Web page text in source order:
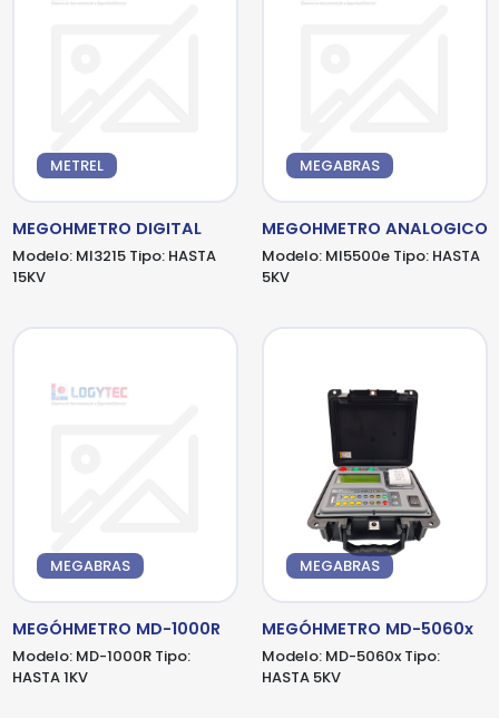
METREL
MEGOHMETRO DIGITAL
Modelo: MI3215Tipo: HASTA
15KV
MEGABRAS
MEGOHMETRO ANALOGICO
Modelo: MI5500eTipo: HASTA
5KV
MEGABRAS
MEGÓHMETRO MD-1000R
Modelo: MD-1000RTipo:
HASTA 1KV
MEGABRAS
MEGÓHMETRO MD-5060x
Modelo: MD-5060xTipo:
HASTA 5KV